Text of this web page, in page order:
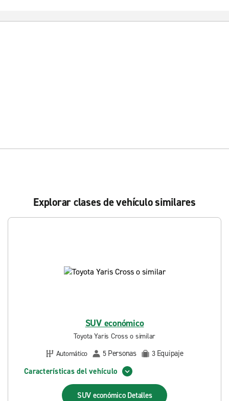
Explorar clases de vehículo similares
SUV económico
Toyota Yaris Cross o similar
Automático
5 Personas 3 Equipaje
Características del vehículo
SUV económico Detalles